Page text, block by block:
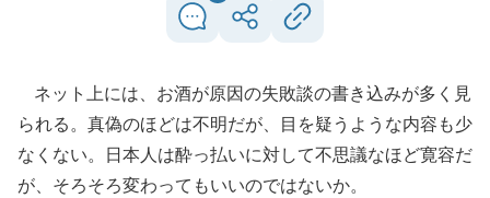
ネット上には、お酒が原因の失敗談の書き込みが多く見
られる。真偽のほどは不明だが、目を疑うような内容も少
なくない。日本人は酔っ払いに対して不思議なほど寛容だ
が、そろそろ変わってもいいのではないか。